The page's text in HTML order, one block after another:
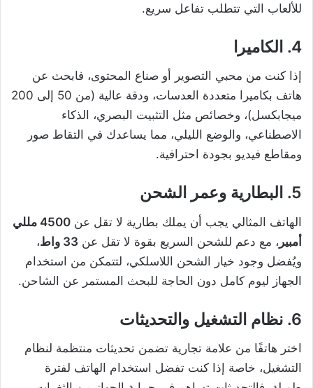
للألعاب التي تتطلب تفاعل سريع.
4. الكاميرا
إذا كنت من محبي التصوير أو صناع المحتوى، فابحث عن
هاتف بكاميرا متعددة العدسات، ودقة عالية (من 50 إلى 200
ميجابكسل)، وخصائص مثل التثبيت البصري، الذكاء
الاصطناعي، والوضع الليلي، مما يساعدك في التقاط صور
ومقاطع فيديو بجودة احترافية.
5. البطارية وعمر الشحن
الهاتف المثالي يجب أن يملك بطارية لا تقل عن
4500 مللي
أمبير ، مع دعم للشحن السريع بقوة لا تقل عن 33 واط
،
ويُفضل وجود خيار الشحن اللاسلكي، لتتمكن من استخدام
الجهاز ليوم كامل دون الحاجة للبحث المستمر عن الشاحن.
6. نظام التشغيل والتحديثات
اختر هاتفًا من علامة تجارية تضمن تحديثات منتظمة لنظام
التشغيل، خاصة إذا كنت تفضل استخدام الهاتف لفترة